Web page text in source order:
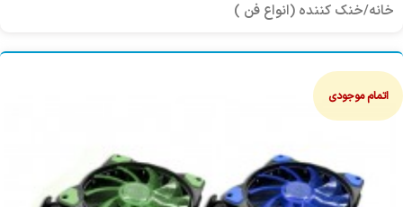
خانه/خنک کننده (انواع فن )
اتمام موجودی